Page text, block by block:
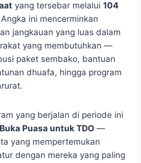
yang tersebar melalui 104
ini mencerminkan
jangkauan yang luas dalam
yang membutuhkan —
paket sembako, bantuan
dhuafa, hingga program
yang berjalan di periode ini
Puasa untuk TDO —
yang mempertemukan
dengan mereka yang paling